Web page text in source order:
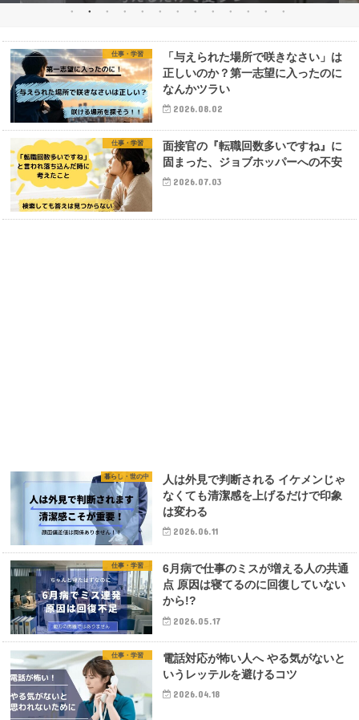
仕事・学習
「与えられた場所で咲きなさい」は
正しいのか？第一志望に入ったのに
なんかツラい
2026.08.02
仕事・学習
面接官の『転職回数多いですね』に
固まった、ジョブホッパーへの不安
2026.07.03
暮らし・世の中
人は外見で判断される イケメンじゃ
なくても清潔感を上げるだけで印象
は変わる
2026.06.11
仕事・学習
6月病で仕事のミスが増える人の共通
点 原因は寝てるのに回復していない
から!?
2026.05.17
仕事・学習
電話対応が怖い人へ やる気がないと
いうレッテルを避けるコツ
2026.04.18